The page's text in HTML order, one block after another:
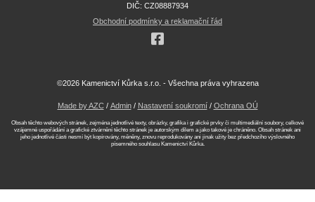
DIČ: CZ08887934
Obchodní podmínky a reklamační řád
©2026 Kamenictví Kůrka s.r.o. - Všechna práva vyhrazena
Made by AZC/ Admin/ Nastavení soukromí/ Ochrana OÚ
Obsah těchto webových stránek, zejména jednotlivé texty, obrázky, grafika i grafické prvky či multimediální soubory, celkové
vzájemné uspořádání a grafické ztvárnění těchto stránek je autorským dílem a jako takové je chráněno. Obsah stránek ani
jeho jednotlivé části nesmí být kopírovány, měněny, znovu reprodukovány ani jinak užity bez předchozího výslovného
písemného souhlasu Kamenictví Kůrka.